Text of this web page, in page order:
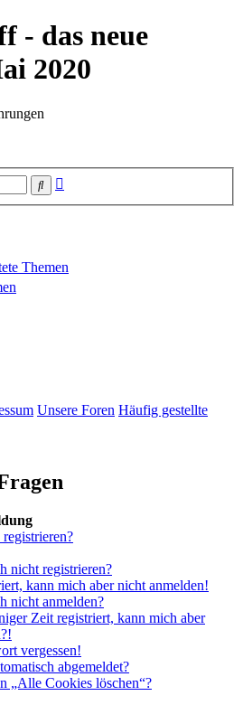
- das neue
2020
Suche
Themen
Unsere Foren Häufig gestellte
nicht registrieren?
kann mich aber nicht anmelden!
nicht anmelden?
Zeit registriert, kann mich aber
vergessen!
abgemeldet?
„Alle Cookies löschen“?